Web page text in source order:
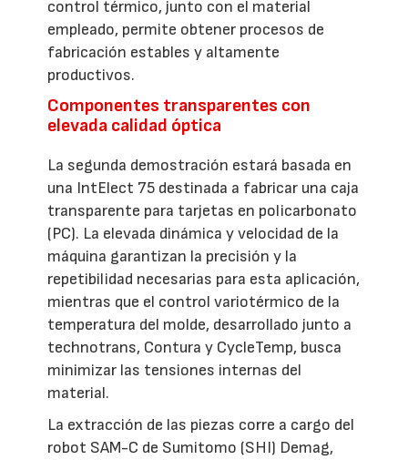
control térmico, junto con el material
empleado, permite obtener procesos de
fabricación estables y altamente
productivos.
Componentes transparentes con
elevada calidad óptica
La segunda demostración estará basada en
una IntElect 75 destinada a fabricar una caja
transparente para tarjetas en policarbonato
(PC). La elevada dinámica y velocidad de la
máquina garantizan la precisión y la
repetibilidad necesarias para esta aplicación,
mientras que el control variotérmico de la
temperatura del molde, desarrollado junto a
technotrans, Contura y CycleTemp, busca
minimizar las tensiones internas del
material.
La extracción de las piezas corre a cargo del
robot SAM-C de Sumitomo (SHI) Demag,